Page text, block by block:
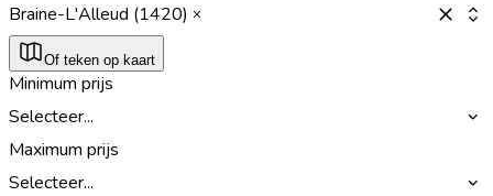
Braine-L'Alleud (1420)
Of teken op kaart
Minimum prijs
Selecteer...
Maximum prijs
Selecteer...